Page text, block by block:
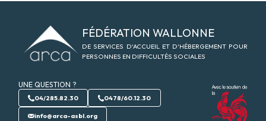
Logo Arca-asbl
FÉDÉRATION WALLONNE
DE SERVICES D'ACCUEIL ET D'HÉBERGEMENT POUR
PERSONNES EN DIFFICULTÉS SOCIALES
UNE QUESTION ?
04/285.82.30 0478/60.12.30
info@arca-asbl.org